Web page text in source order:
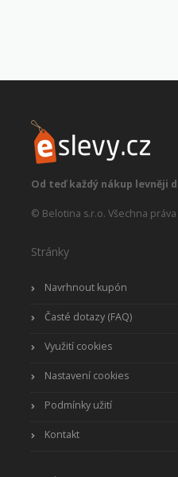
Od teď každý nákup levněji
© Belotina s.r.o. Všechna
Stránky
Navrhnout kupón
Časté dotazy (FAQ)
Využití cookies
Nastavení cookies
Podmínky užití
Kontakt